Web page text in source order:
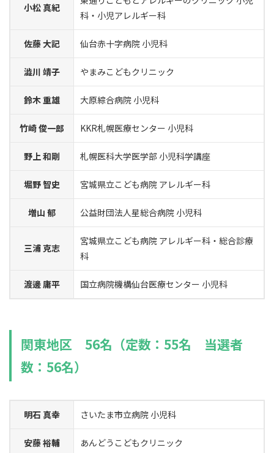
小松 真紀
科・小児アレルギー科
佐藤 大記 仙台赤十字病院 小児科
澁川 靖子 やまみこどもクリニック
鈴木 重雄 大原綜合病院 小児科
竹崎 俊一郎 KKR札幌医療センター 小児科
野上 和剛 札幌医科大学医学部 小児科学講座
堀野 智史 宮城県立こども病院 アレルギー科
増山 郁 公益財団法人星総合病院 小児科
三浦 克志
宮城県立こども病院 アレルギー科・総合診療
科
渡邊 庸平 国立病院機構仙台医療センター 小児科
関東地区 56名（定数：55名 当選者
数：56名）
明石 真幸 さいたま市立病院 小児科
安藤 裕輔 あんどうこどもクリニック